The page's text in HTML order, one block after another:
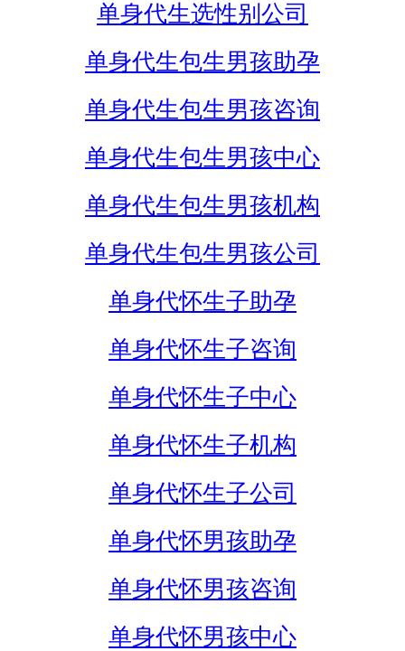
单身代生选性别公司
单身代生包生男孩助孕
单身代生包生男孩咨询
单身代生包生男孩中心
单身代生包生男孩机构
单身代生包生男孩公司
单身代怀生子助孕
单身代怀生子咨询
单身代怀生子中心
单身代怀生子机构
单身代怀生子公司
单身代怀男孩助孕
单身代怀男孩咨询
单身代怀男孩中心